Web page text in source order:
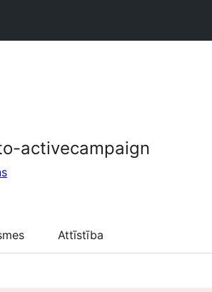
activecampaign
Attīstība